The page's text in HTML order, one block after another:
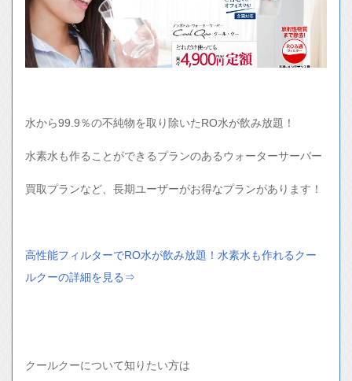
水から99.9％の不純物を取り除いたRO水が飲み放題！
水素水も作ることができるプランのあるウォーターサーバー
買取プランなど、長期ユーザーがお得なプランがあります！
高性能フィルターでRO水が飲み放題！水素水も作れるクー
ルクーの詳細を見る⇒
クールクーについて知りたい方は